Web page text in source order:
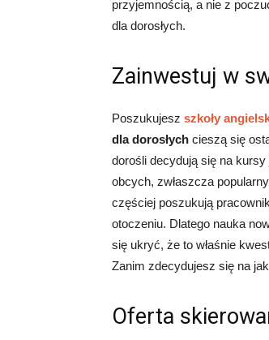
przyjemnością, a nie z
dla dorosłych.
Zainwestuj w
Poszukujesz szkoły
dla dorosłych cieszą się
dorośli decydują się na
obcych, zwłaszcza
częściej poszukują
otoczeniu. Dlatego nauka
się ukryć, że to właśnie
Zanim zdecydujesz się na
Oferta